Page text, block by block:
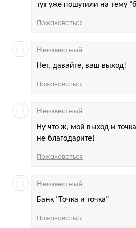
тут уже пошутили на тему
Пожаловаться
Нет, давайте, ваш выход!
Неизвестный
Пожаловаться
Ну что ж, мой выход и
не благодарите)
Неизвестный
Пожаловаться
Банк "Точка и точка"
Неизвестный
Пожаловаться